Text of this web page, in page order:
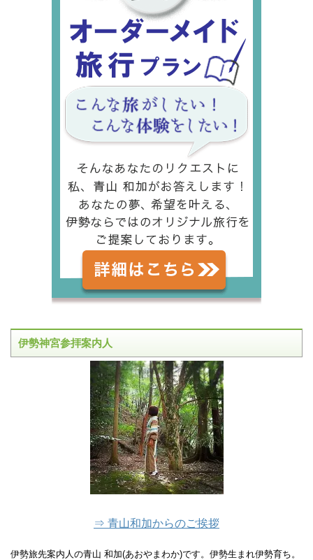
伊勢神宮参拝案内人
⇒ 青山和加からのご挨拶
伊勢旅先案内人の青山 和加(あおやまわか)です。伊勢生まれ伊勢育ち。